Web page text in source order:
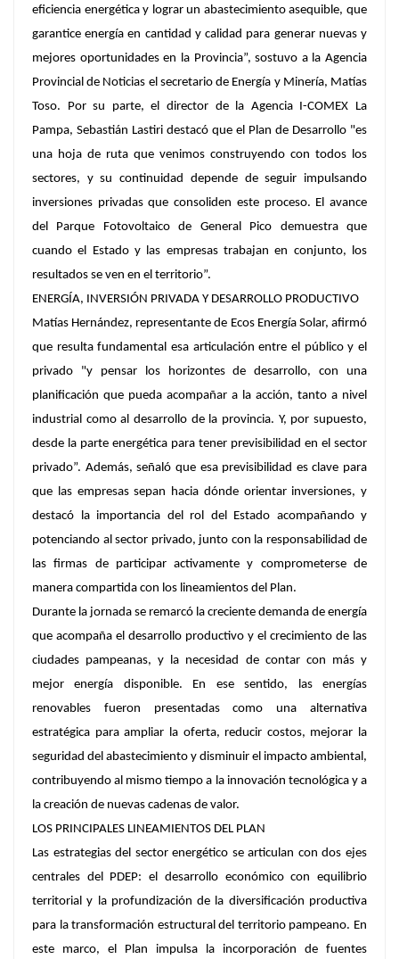
eficiencia energética y lograr un abastecimiento asequible, que
garantice energía en cantidad y calidad para generar nuevas y
mejores oportunidades en la Provincia”, sostuvo a la Agencia
Provincial de Noticias el secretario de Energía y Minería, Matías
Toso. Por su parte, el director de la Agencia I-COMEX La
Pampa, Sebastián Lastiri destacó que el Plan de Desarrollo "es
una hoja de ruta que venimos construyendo con todos los
sectores, y su continuidad depende de seguir impulsando
inversiones privadas que consoliden este proceso. El avance
del Parque Fotovoltaico de General Pico demuestra que
cuando el Estado y las empresas trabajan en conjunto, los
resultados se ven en el territorio”.
ENERGÍA, INVERSIÓN PRIVADA Y DESARROLLO PRODUCTIVO
Matías Hernández, representante de Ecos Energía Solar, afirmó
que resulta fundamental esa articulación entre el público y el
privado "y pensar los horizontes de desarrollo, con una
planificación que pueda acompañar a la acción, tanto a nivel
industrial como al desarrollo de la provincia. Y, por supuesto,
desde la parte energética para tener previsibilidad en el sector
privado”. Además, señaló que esa previsibilidad es clave para
que las empresas sepan hacia dónde orientar inversiones, y
destacó la importancia del rol del Estado acompañando y
potenciando al sector privado, junto con la responsabilidad de
las firmas de participar activamente y comprometerse de
manera compartida con los lineamientos del Plan.
Durante la jornada se remarcó la creciente demanda de energía
que acompaña el desarrollo productivo y el crecimiento de las
ciudades pampeanas, y la necesidad de contar con más y
mejor energía disponible. En ese sentido, las energías
renovables fueron presentadas como una alternativa
estratégica para ampliar la oferta, reducir costos, mejorar la
seguridad del abastecimiento y disminuir el impacto ambiental,
contribuyendo al mismo tiempo a la innovación tecnológica y a
la creación de nuevas cadenas de valor.
LOS PRINCIPALES LINEAMIENTOS DEL PLAN
Las estrategias del sector energético se articulan con dos ejes
centrales del PDEP: el desarrollo económico con equilibrio
territorial y la profundización de la diversificación productiva
para la transformación estructural del territorio pampeano. En
este marco, el Plan impulsa la incorporación de fuentes